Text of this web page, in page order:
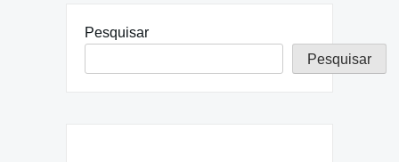
Pesquisar
Pesquisar